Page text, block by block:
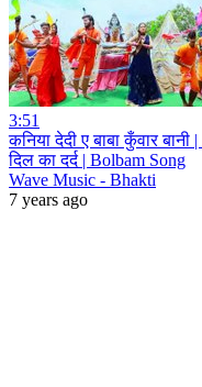
3:51
कनिया देदी ए बाबा कुँवार
दिल का दर्द | Bolbam Song
Wave Music - Bhakti
7 years ago